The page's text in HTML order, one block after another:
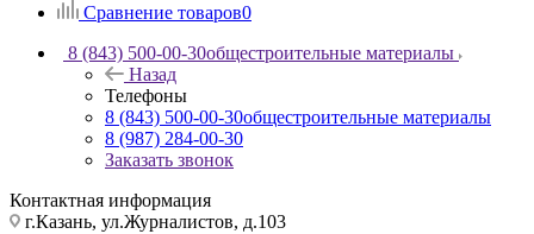
Сравнение товаров0
8 (843) 500-00-30общестроительные материалы
Назад
Телефоны
8 (843) 500-00-30общестроительные материалы
8 (987) 284-00-30
Заказать звонок
Контактная информация
г.Казань, ул.Журналистов, д.103